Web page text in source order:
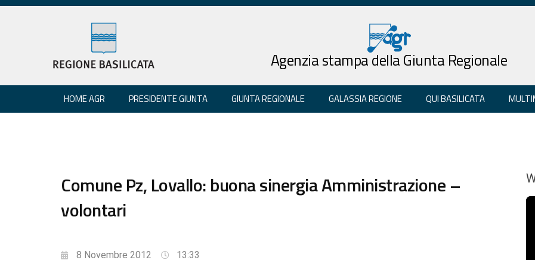
Agenzia stampa della Giunta Regionale
HOME AGR PRESIDENTE GIUNTA GIUNTA REGIONALE GALASSIA REGIONE QUI BASILICATA
Comune Pz, Lovallo: buona sinergia Amministrazione –
volontari
8 Novembre 2012 13:33